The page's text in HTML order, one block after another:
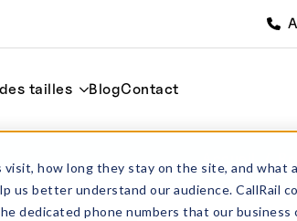
how long they stay on the site, and what
us better understand our audience. CallRail
dedicated phone numbers that our business
tailles BlogContact